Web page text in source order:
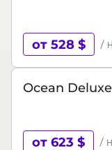
от 528 $ /
Ocean
от 623 $ /